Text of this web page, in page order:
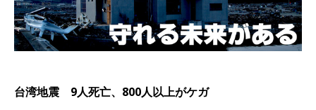
台湾地震 9人死亡、800人以上がケガ